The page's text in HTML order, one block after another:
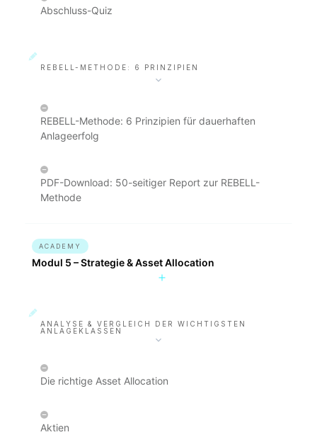
Abschluss-Quiz
REBELL-METHODE: 6 PRINZIPIEN
REBELL-Methode: 6 Prinzipien für dauerhaften
Anlageerfolg
PDF-Download: 50-seitiger Report zur REBELL-
Methode
ACADEMY
Modul 5 – Strategie & Asset Allocation
ANALYSE & VERGLEICH DER WICHTIGSTEN
ANLAGEKLASSEN
Die richtige Asset Allocation
Aktien